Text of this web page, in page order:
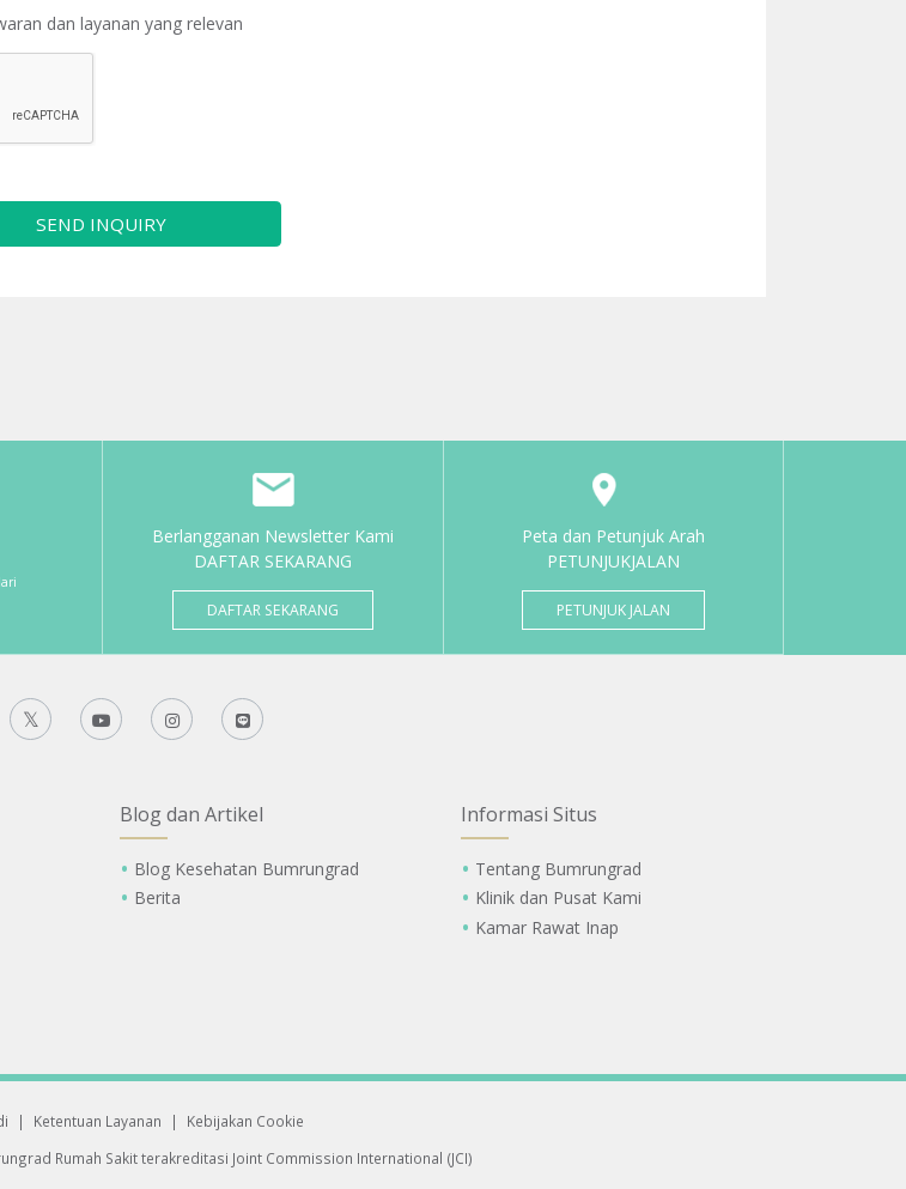
dan layanan yang relevan
SEND INQUIRY
Berlangganan Newsletter Kami
DAFTAR SEKARANG
DAFTAR SEKARANG
Peta dan Petunjuk Arah
PETUNJUKJALAN
PETUNJUK JALAN
Blog dan Artikel
Blog Kesehatan Bumrungrad
Berita
Informasi Situs
Tentang Bumrungrad
Klinik dan Pusat Kami
Kamar Rawat Inap
| Ketentuan Layanan |
Kebijakan Cookie
Rumah Sakit terakreditasi Joint Commission International (JCI)